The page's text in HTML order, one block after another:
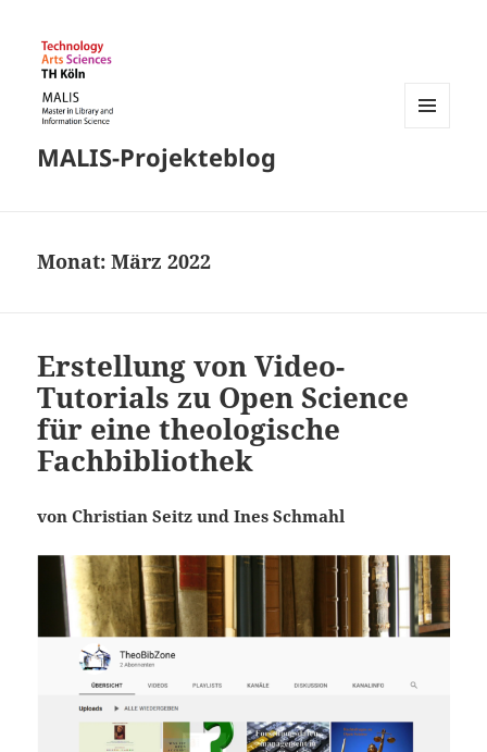
MALIS-Projekteblog
Monat:März 2022
Erstellung von Video-
Tutorials zu Open Science
für eine theologische
Fachbibliothek
von Christian Seitz und Ines Schmahl